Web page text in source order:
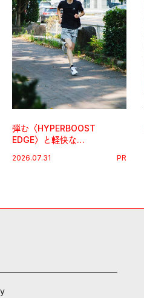
弾む〈HYPERBOOST
EDGE〉と軽快な
に寄り添うアディダスが打ち
2026.07.31 PR